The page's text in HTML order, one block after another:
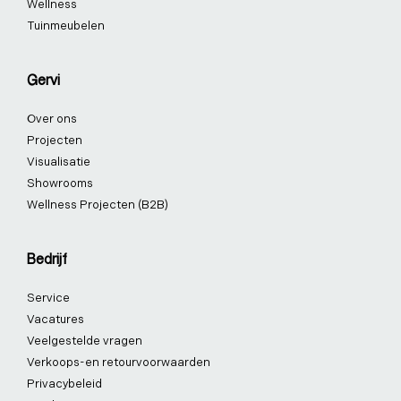
Wellness
Tuinmeubelen
Gervi
Over ons
Projecten
Visualisatie
Showrooms
Wellness Projecten (B2B)
Bedrijf
Service
Vacatures
Veelgestelde vragen
Verkoops-en retourvoorwaarden
Privacybeleid